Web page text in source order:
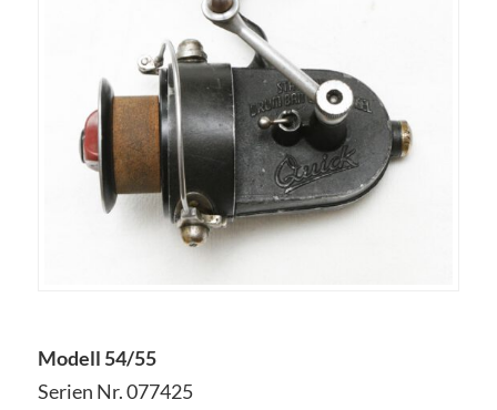
Modell 54/55
Serien Nr. 077425